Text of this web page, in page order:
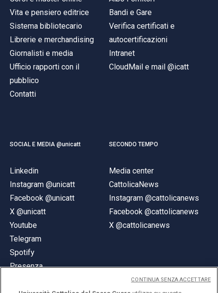
Vita e pensiero editrice
Sistema bibliotecario
Librerie e merchandising
Giornalisti e media
Ufficio rapporti con il
pubblico
Contatti
Bandi e Gare
Verifica certificati e
autocertificazioni
Intranet
CloudMail e mail @icatt
SOCIAL E MEDIA @unicatt
Linkedin
Instagram @unicatt
Facebook @unicatt
X @unicatt
Youtube
Telegram
Spotify
Presenza
SECONDO TEMPO
Media center
CattolicaNews
Instagram @cattolicanews
Facebook @cattolicanews
X @cattolicanews
CONTINUA SENZA ACCETTARE